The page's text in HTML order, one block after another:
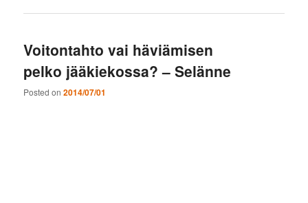
Voitontahto vai häviämisen
pelko jääkiekossa? – Selänne
Posted on2014/07/01